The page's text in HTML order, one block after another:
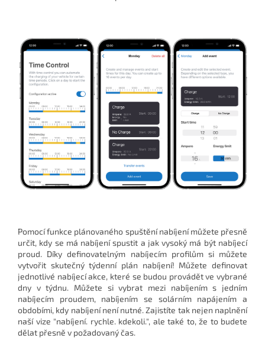
Pomocí funkce plánovaného spuštění nabíjení můžete přesně
určit, kdy se má nabíjení spustit a jak vysoký má být nabíjecí
proud. Díky definovatelným nabíjecím profilům si můžete
vytvořit skutečný týdenní plán nabíjení! Můžete definovat
jednotlivé nabíjecí akce, které se budou provádět ve vybrané
dny v týdnu. Můžete si vybrat mezi nabíjením s jedním
nabíjecím proudem, nabíjením se solárním napájením a
obdobími, kdy nabíjení není nutné. Zajistíte tak nejen naplnění
naší vize "nabíjení. rychle. kdekoli.", ale také to, že to budete
dělat přesně v požadovaný čas.